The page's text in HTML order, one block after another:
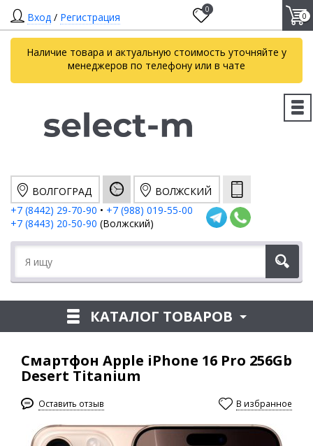
Вход / Регистрация
0
0
Наличие товара и актуальную стоимость уточняйте у
менеджеров по телефону или в чате
ВОЛГОГРАД
ВОЛЖСКИЙ
+7 (8442) 29-70-90 • +7 (988) 019-55-00
+7 (8443) 20-50-90 (Волжский)
КАТАЛОГ ТОВАРОВ
Смартфон Apple iPhone 16 Pro 256Gb
Desert Titanium
Оставить отзыв В избранное